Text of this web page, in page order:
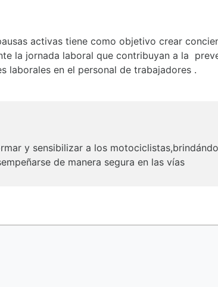
activas tiene como objetivo crear
la jornada laboral que contribuyan a la
laborales en el personal de trabajadores .
y sensibilizar a los
de manera segura en las vías